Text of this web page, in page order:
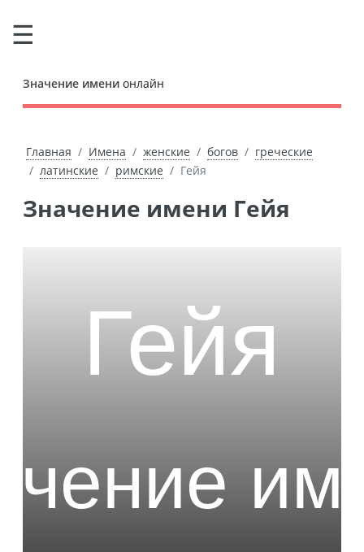
Значение имени онлайн
Главная Имена женские богов
греческие
латинские
римские Гейя
Значение имени Гейя